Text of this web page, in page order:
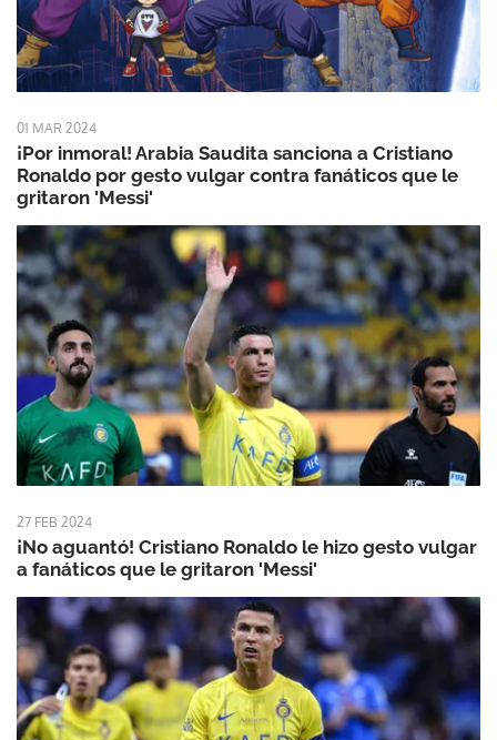
01 MAR 2024
¡Por inmoral! Arabia Saudita sanciona a Cristiano
Ronaldo por gesto vulgar contra fanáticos que le
gritaron 'Messi'
27 FEB 2024
¡No aguantó! Cristiano Ronaldo le hizo gesto vulgar
a fanáticos que le gritaron 'Messi'